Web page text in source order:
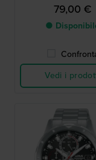
79,00 €
●
Vedi i